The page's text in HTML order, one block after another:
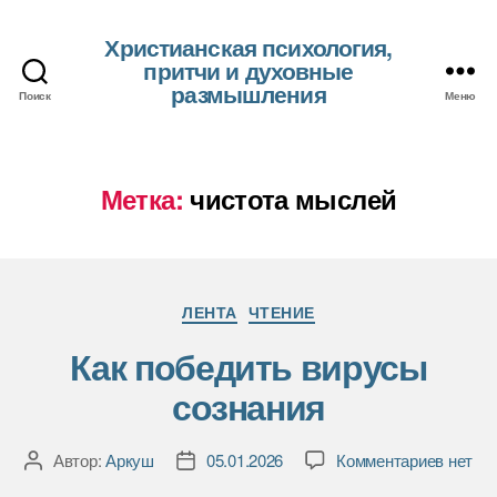
Поиск
Христианская психология,
притчи и духовные
размышления Меню
Метка: чистота мыслей
Рубрики
ЛЕНТА ЧТЕНИЕ
Как победить вирусы
сознания
АвторАвтор:Аркуш
Дата05.01.2026 Комментариевкнет